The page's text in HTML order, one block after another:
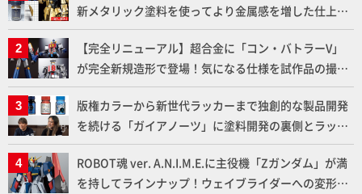
新メタリック塗料を使ってより金属感を増した仕上が
りに!!【試し読み】
【完全リニューアル】超合金に「コン・バトラーV」
が完全新規造形で登場！気になる仕様を試作品の撮り
下ろしでご紹介!!さらに「大鉄人17」＆「ワンエイ
ト」セット情報もお届け！【超合金の魂】
版権カラーから新世代ラッカーまで独創的な製品開発
を続ける「ガイアノーツ」に塗料開発の裏側とラッカ
ー塗料の未来についてインタビュー！
ROBOT魂 ver. A.N.I.M.E.に主役機「Zガンダム」が満
を持してラインナップ！ウェイブライダーへの変形、